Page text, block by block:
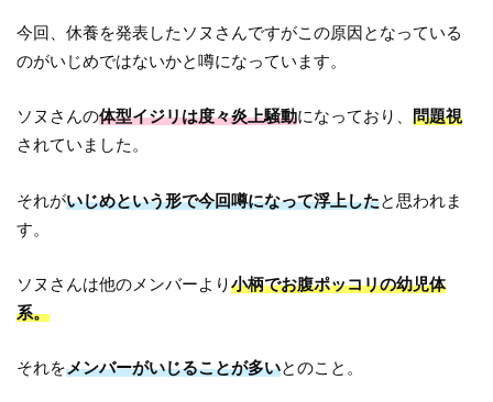
今回、休養を発表したソヌさんですがこの原因となっている
のがいじめではないかと噂になっています。
ソヌさんの体型イジリは度々炎上騒動になっており、問題視
されていました。
それがいじめという形で今回噂になって浮上したと思われま
す。
ソヌさんは他のメンバーより小柄でお腹ポッコリの幼児体
系。
それをメンバーがいじることが多いとのこと。